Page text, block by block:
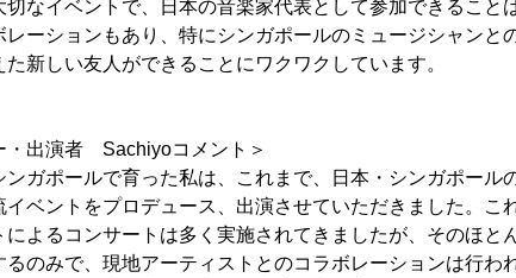
切なイベントで、日本の音楽家代表として参加できること
レーションもあり、特にシンガポールのミュージシャンと
新しい友人ができることにワクワクしています。
・出演者 Sachiyoコメント＞
ンガポールで育った私は、これまで、日本・シンガポール
ベントをプロデュース、出演させていただきました。こ
によるコンサートは多く実施されてきましたが、そのほと
るのみで、現地アーティストとのコラボレーションは行わ